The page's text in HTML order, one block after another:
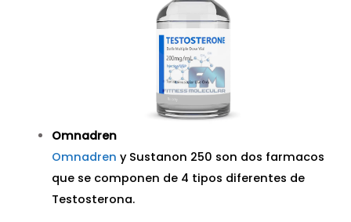
Omnadren
Omnadren y Sustanon 250 son dos farmacos
que se componen de 4 tipos diferentes de
Testosterona.